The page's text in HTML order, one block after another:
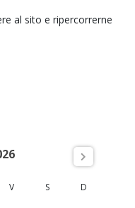
al sito e ripercorrerne
V S D